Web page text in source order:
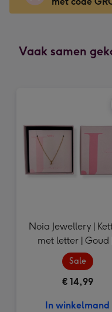
x
-
Vaak samen
Noia Jewellery |
met letter | Goud
Sale
€ 14,99
In winkelmand